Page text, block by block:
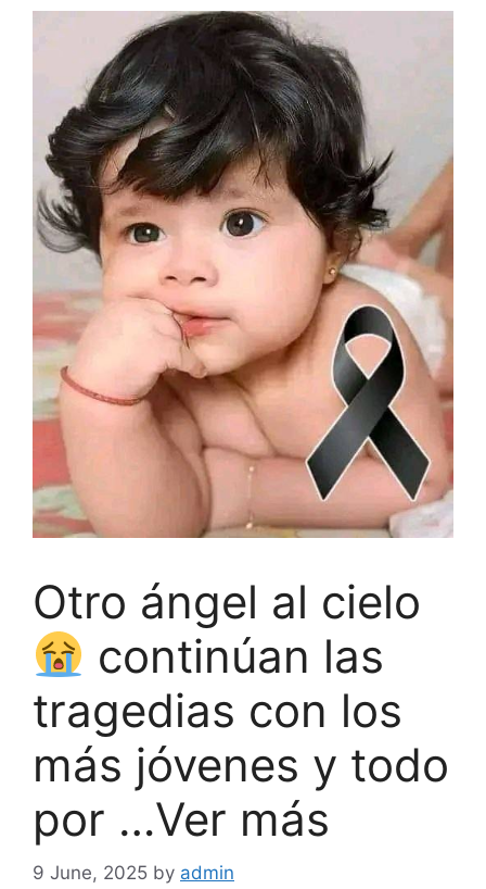
Otro ángel al cielo
continúan las
tragedias con los
más jóvenes y todo
por …Ver más
9 June, 2025 by admin